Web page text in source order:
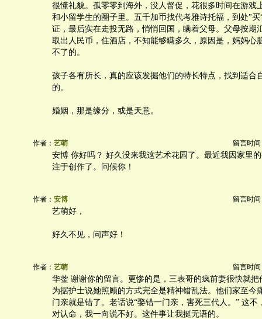
很懂礼貌。孤零零到海外，没人督促，花很多时间在游戏
和小留学生的圈子里。五千加币找代考雅诗托福，到处"
证，最后实在走投无路，悄悄回国，瞒着父母。父母按期
取出人民币，住酒店，不知能够瞒多久，原因是，妈妈心
不了的。
孩子各有所长，真的应该发掘他们的特长特点，找到适合
的。
婚姻，那是缘分，或是天意。
作者： 艺萌 留言时间
安博 你好吗？ 好久没来我这艺术花园了。最近我因家里
注于创作了。问候你！
作者： 安博 留言时间
艺萌好，
好久不见，问声好！
作者： 艺萌 留言时间
华蓥 谢谢你的留言。更惨的是，三表哥的疯前妻很快就把
为据护士说她照顾的方式完全是精神错乱法。他们家至今
门亲就是错了。老话说“娶错一门亲，害死三代人。” 这不
对认命，我一向说不好。这件事让我挺无语的。